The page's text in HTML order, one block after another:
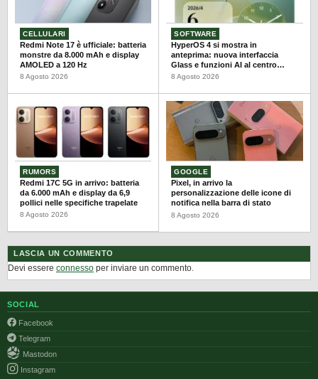
CELLULARI
Redmi Note 17 è ufficiale: batteria
monstre da 8.000 mAh e display
AMOLED a 120 Hz
8 Agosto 2026
SOFTWARE
HyperOS 4 si mostra in
anteprima: nuova interfaccia
Glass e funzioni AI al centro
dell’aggiornamento
8 Agosto 2026
RUMORS
Redmi 17C 5G in arrivo: batteria
da 6.000 mAh e display da 6,9
pollici nelle specifiche trapelate
8 Agosto 2026
GOOGLE
Pixel, in arrivo la
personalizzazione delle icone di
notifica nella barra di stato
8 Agosto 2026
LASCIA UN COMMENTO
Devi essere connesso per inviare un commento.
SOCIAL
Facebook
Telegram
Mastodon
Instagram